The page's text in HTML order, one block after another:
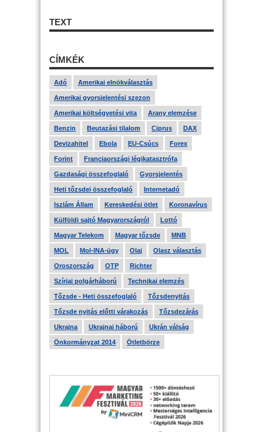
TEXT
CÍMKÉK
Adó Amerikai elnökválasztás
Amerikai gyorsjelentési szezon
Amerikai költségvetési vita Arany elemzése
Benzin Beutazási tilalom Ciprus DAX
Devizahitel Ebola EU-Csúcs Forex
Forint Franciaországi légikatasztrófa
Gazdasági összefoglaló Gyorsjelentés
Heti tőzsdei összefoglaló Internetadó
Iszlám Állam Kereskedési ötlet Koronavírus
Külföldi sajtó Magyarországról Lottó
Magyar Telekom Magyar tőzsde MNB
MOL Mol-INA-ügy Olaj Olasz választás
Oroszország OTP Richter
Szíriai polgárháború Technikai elemzés
Tőzsde - Heti összefoglaló Tőzsdenyitás
Tőzsde nyitás előtti várakozás Tőzsdezárás
Ukrajna Ukrajnai háború Ukrán válság
Önkormányzat 2014 Ötletbörze